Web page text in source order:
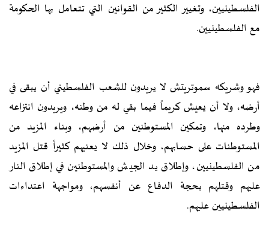
الفلسطينيين، وتغيير الكثير من القوانين التي تتعامل بها الحكومة
مع الفلسطينيين.
فهو وشريكه سموتريتش لا يريدون للشعب الفلسطيني أن يبقى في
أرضه، ولا أن يعيش كريماً فيما بقي له من وطنه، ويريدون انتزاعه
وطرده منها، وتمكين المستوطنين من أرضهم، وبناء المزيد من
المستوطنات على حسابهم، وخلال ذلك لا يعنيهم كثيراً قتل المزيد
من الفلسطينيين، وإطلاق يد الجيش والمستوطنين في إطلاق النار
عليهم وقتلهم بحجة الدفاع عن أنفسهم، ومواجهة اعتداءات
الفلسطينيين عليهم.